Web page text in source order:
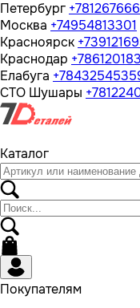
Петербург
Москва +74954813301
Красноярск
Краснодар
Елабуга
СТО Шушары
Каталог
Покупателям